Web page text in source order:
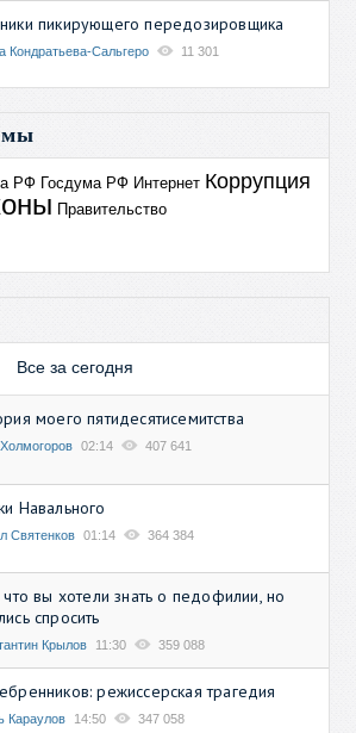
пикирующего передозировщика
Кондратьева-Сальгеро 11 301
РФ Госдума РФ Интернет Коррупция
Правительство
Все за сегодня
моего пятидесятисемитства
Холмогоров 02:14 407 641
Навального
Святенков 01:14 364 384
что вы хотели знать о педофилии, но
спросить
Крылов 11:30 359 088
режиссерская трагедия
Караулов 14:50 347 058